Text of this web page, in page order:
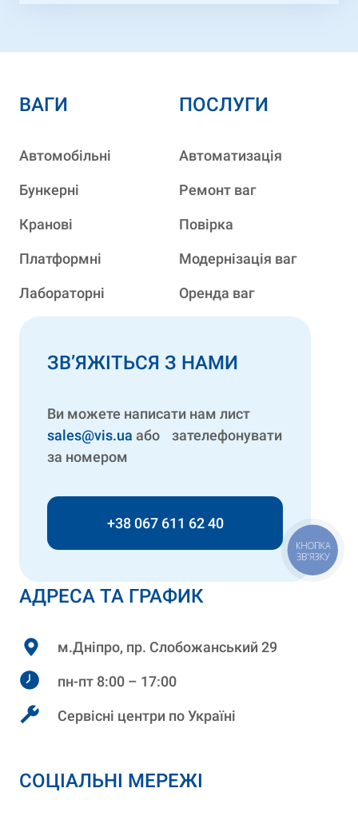
АДРЕСА ТА ГРАФИК
м.Дніпро, пр. Слобожанський 29
пн-пт 8:00 – 17:00
Сервісні центри по Україні
СОЦІАЛЬНІ МЕРЕЖІ
ВАГИ
Автомобільні
Бункерні
Кранові
Платформні
Лабораторні
ПОСЛУГИ
Автоматизація
Ремонт ваг
Повірка
Модернізація ваг
Оренда ваг
ЗВ’ЯЖІТЬСЯ З НАМИ
Ви можете написати нам лист
sales@vis.ua або зателефонувати
за номером
+38 067 611 62 40
КНОПКА
ЗВ'ЯЗКУ